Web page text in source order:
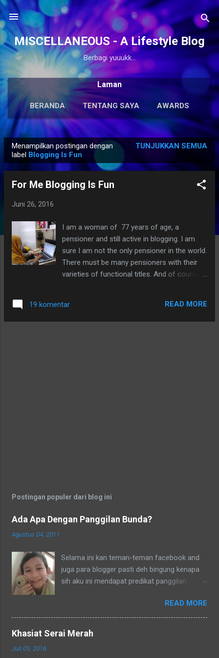
Langsung ke konten utama
MISCELLANEOUS - A Lifestyle Blog
Berbagi yuuukk...
Laman
BERANDA TENTANG SAYA AWARDS
ANTOLOGI LAINNYA… KARYA SOLO
o
Menampilkan postingan dengan
label Blogging Is Fun
TUNJUKKAN SEMUA
For Me Blogging Is Fun
Juni 26, 2016
I am a woman of 77 years of age, a
pensioner and still active in blogging. I am
sure I am not the only pensioner in the world.
There must be many pensioners with their
varieties of functional titles. And of course,
Perhaps, they do not care about seeking any
other business or activity such as the one of
19 komentar READ MORE
Postingan populer dari blog ini
Ada Apa Dengan Panggilan Bunda?
Agustus 04, 2011
Selama ini kan teman-teman facebook and
juga para blogger pasti deh bingung kenapa
sih aku ini mendapat predikat panggilan
Indonesia yang baku bunda kan artinya ibu.
Lho? Koq? Aku dipanggil ibu oleh semua
yang kenal aku, termasuk tetangga-tetangga
READ MORE
Khasiat Serai Merah
Juli 05, 2016